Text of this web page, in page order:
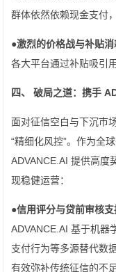
群体依然依赖现金支付
●激烈的价格战与补贴消
各大平台通过补贴吸引
四、 破局之道：携手
面对征信空白与下沉市
“精细化风控”。作为全
ADVANCE.AI 提供高度
现稳健运营：
●信用评分与贷前审核支
ADVANCE.AI 基于机器
支付行为等多源替代数
有效弥补传统征信的不